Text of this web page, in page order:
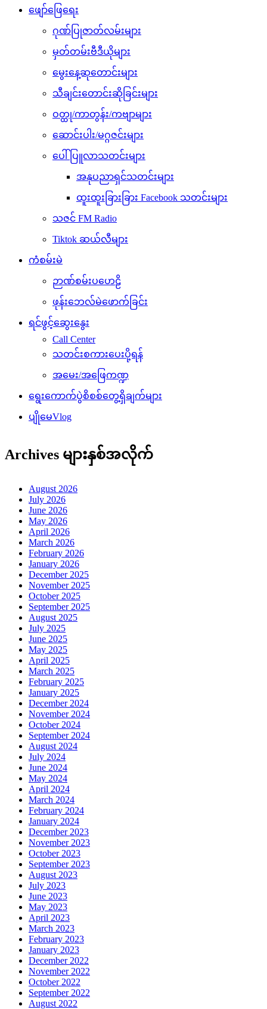
ဖျော်ဖြေရေး
ဂုဏ်ပြုဇာတ်လမ်းများ
မှတ်တမ်းဗီဒီယိုများ
မွေးနေ့ဆုတောင်းများ
သီချင်းတောင်းဆိုခြင်းများ
ဝတ္ထု/ကာတွန်း/ကဗျာများ
ဆောင်းပါး/မဂ္ဂဇင်းများ
ပေါ်ပြူလာသတင်းများ
အနုပညာရှင်သတင်းများ
ထူးထူးခြားခြား Facebook သတင်းများ
သဇင် FM Radio
Tiktok ဆယ်လီများ
ကံစမ်းမဲ
ဉာဏ်စမ်းပဟေဠိ
ဖုန်းဘေလ်မဲဖောက်ခြင်း
ရင်ဖွင့်ဆွေးနွေး
Call Center
သတင်းစကားပေးပို့ရန်
အမေး/အဖြေကဏ္ဍ
ရွေးကောက်ပွဲစိစစ်တွေ့ရှိချက်များ
ပျိုမေVlog
Archives များနှစ်အလိုက်
August 2026
July 2026
June 2026
May 2026
April 2026
March 2026
February 2026
January 2026
December 2025
November 2025
October 2025
September 2025
August 2025
July 2025
June 2025
May 2025
April 2025
March 2025
February 2025
January 2025
December 2024
November 2024
October 2024
September 2024
August 2024
July 2024
June 2024
May 2024
April 2024
March 2024
February 2024
January 2024
December 2023
November 2023
October 2023
September 2023
August 2023
July 2023
June 2023
May 2023
April 2023
March 2023
February 2023
January 2023
December 2022
November 2022
October 2022
September 2022
August 2022